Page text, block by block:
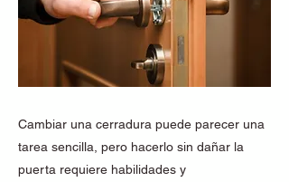
Cambiar una cerradura puede parecer una
tarea sencilla, pero hacerlo sin dañar la
puerta requiere habilidades y